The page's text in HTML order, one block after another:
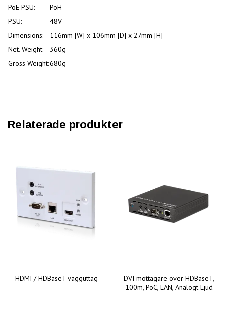
PoE PSU:
PoH
PSU:
48V
Dimensions:
116mm [W] x 106mm [D] x 27mm [H]
Net. Weight:
360g
Gross Weight:680g
Relaterade produkter
HDMI / HDBaseT vägguttag
DVI mottagare över HDBaseT,
100m, PoC, LAN, Analogt Ljud